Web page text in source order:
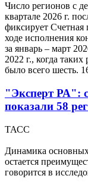
Число регионов с
квартале 2026 г.
фиксирует
ходе исполнения
за январь – март
2022 г., когда
было всего шесть.
"Эксперт РА": с
показали 58
ТАСС
Динамика
остается
говорится в